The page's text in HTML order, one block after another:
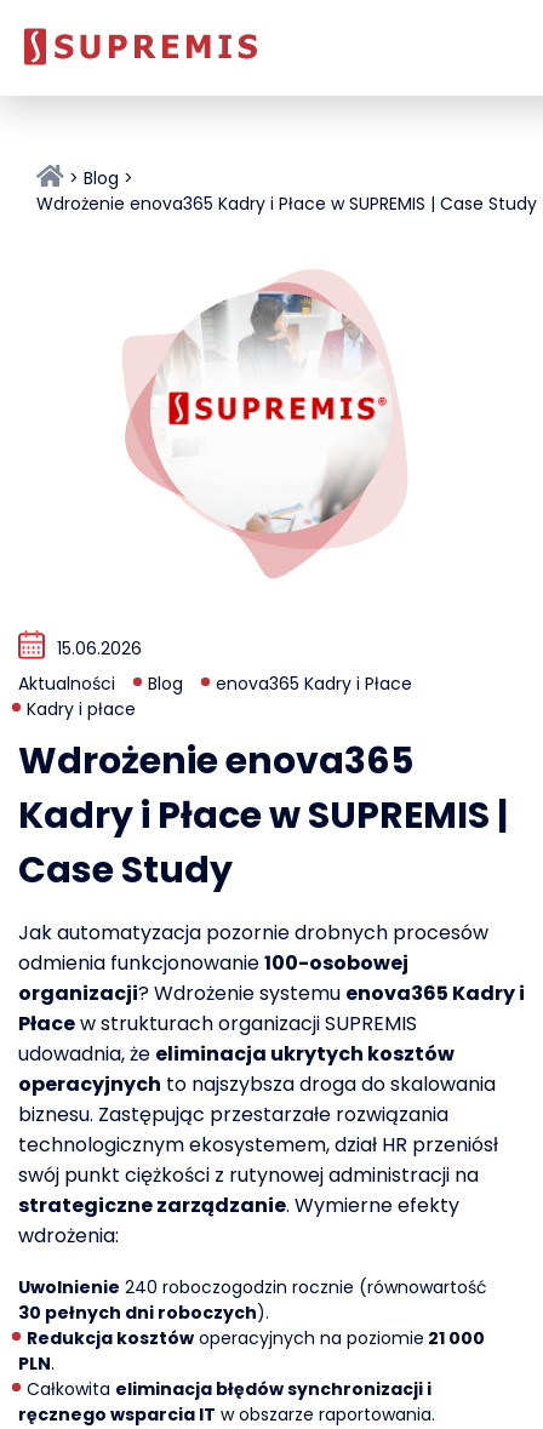
Blog
Wdrożenie enova365 Kadry i Płace w SUPREMIS | Case Study
15.06.2026
Aktualności
Blog
enova365 Kadry i Płace
Kadry i płace
Wdrożenie enova365
Kadry i Płace w SUPREMIS |
Case Study
Jak automatyzacja pozornie drobnych procesów
odmienia funkcjonowanie100-osobowej
organizacji? Wdrożenie systemu enova365 Kadry i
Płacew strukturach organizacji SUPREMIS
udowadnia, że eliminacja ukrytych kosztów
operacyjnych to najszybsza droga do skalowania
biznesu. Zastępując przestarzałe rozwiązania
technologicznym ekosystemem, dział HR przeniósł
swój punkt ciężkości z rutynowej administracji na
strategiczne zarządzanie. Wymierne efekty
wdrożenia:
Uwolnienie 240 roboczogodzin rocznie (równowartość
30 pełnych dni roboczych).
Redukcja kosztów operacyjnych na poziomie 21 000
PLN.
Całkowita eliminacja błędów synchronizacji i
ręcznego wsparcia IT w obszarze raportowania.